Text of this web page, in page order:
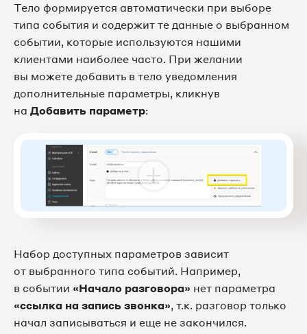
Тело формируется автоматически при выборе
типа события и содержит те данные о выбранном
событии, которые используются нашими
клиентами наиболее часто. При желании
вы можете добавить в тело уведомления
дополнительные параметры, кликнув
на Добавить параметр:
Набор доступных параметров зависит
от выбранного типа событий. Например,
в событии «Начало разговора» нет параметра
«ссылка на запись звонка», т.к. разговор только
начал записываться и еще не закончился.